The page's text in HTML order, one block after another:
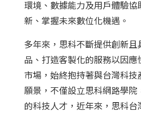
環境、數據能力及用戶體驗協
新、掌握未來數位化機遇。
多年來，思科不斷提供創新且
品、打造客製化的服務以因應
市場，始終抱持著與台灣科技
願景，不僅設立思科網路學院
的科技人才，近年來，思科台